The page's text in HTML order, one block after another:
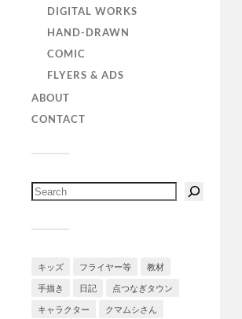
DIGITAL WORKS
HAND-DRAWN
COMIC
FLYERS & ADS
ABOUT
CONTACT
キッズ フライヤー等 教材
手描き 日記 点つなぎタウン
キャラクター クマムシさん